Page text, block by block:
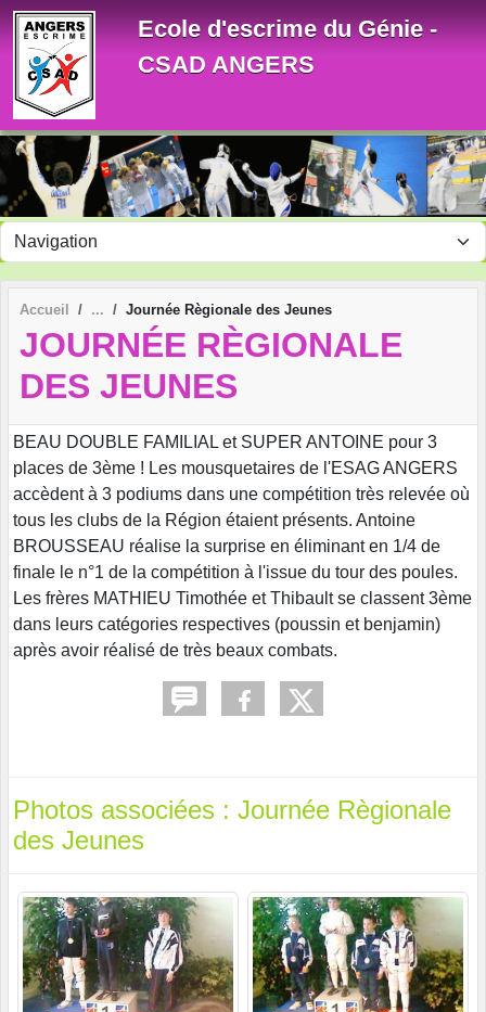
Ecole d'escrime du Génie -
CSAD ANGERS
Accueil Journée Règionale des Jeunes
JOURNÉE RÈGIONALE
DES JEUNES
BEAU DOUBLE FAMILIAL et SUPER ANTOINE pour 3
places de 3ème ! Les mousquetaires de l'ESAG ANGERS
accèdent à 3 podiums dans une compétition très relevée où
tous les clubs de la Région étaient présents. Antoine
BROUSSEAU réalise la surprise en éliminant en 1/4 de
finale le n°1 de la compétition à l'issue du tour des poules.
Les frères MATHIEU Timothée et Thibault se classent 3ème
dans leurs catégories respectives (poussin et benjamin)
après avoir réalisé de très beaux combats.
Photos associées : Journée Règionale
des Jeunes
Panneau de gestion des cookies